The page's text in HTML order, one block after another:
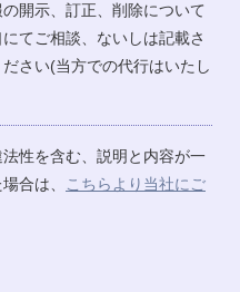
開示、訂正、削除について
てご相談、ないしは記載さ
さい(当方での代行はいたし
性を含む、説明と内容が一
合は、
こちらより当社にご